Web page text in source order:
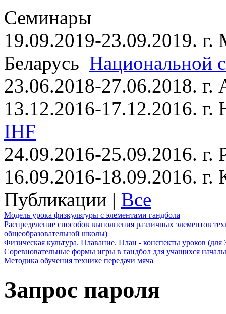
Семинары
19.09.2019-23.09.2019. г.
Беларусь Национальной
23.06.2018-27.06.2018.
13.12.2016-17.12.2016.
IHF
24.09.2016-25.09.2016. г.
16.09.2016-18.09.2016.
Публикации | Все
Модель урока физкультуры с элементами гандбола
Распределение способов выполнения различных элементов
общеобразовательной школы)
Физическая культура. Плавание. План - конспекты уроков (для
Соревновательные формы игры в гандбол для учащихся
Методика обучения технике передачи мяча
Запрос пароля